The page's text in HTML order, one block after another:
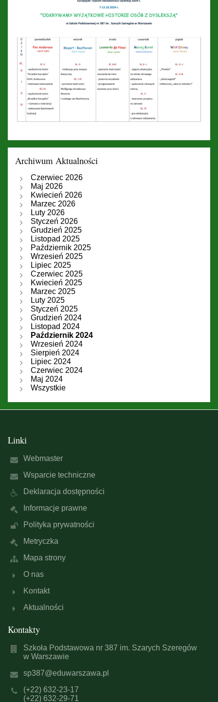
Archiwum Aktualności
Czerwiec 2026
Maj 2026
Kwiecień 2026
Marzec 2026
Luty 2026
Styczeń 2026
Grudzień 2025
Listopad 2025
Październik 2025
Wrzesień 2025
Lipiec 2025
Czerwiec 2025
Kwiecień 2025
Marzec 2025
Luty 2025
Styczeń 2025
Grudzień 2024
Listopad 2024
Październik 2024
Wrzesień 2024
Sierpień 2024
Lipiec 2024
Czerwiec 2024
Maj 2024
Wszystkie
Linki
Webmaster
Wsparcie techniczne
Deklaracja dostępności
Informacje prawne
Polityka prywatności
Metryczka
Mapa strony
O nas
Kontakt
Aktualności
Kontakty
Szkoła Podstawowa nr 387 im. Szarych Szeregów
w Warszawie
sp387@eduwarszawa.pl
(+22) 632-23-17
(+22) 632-29-71